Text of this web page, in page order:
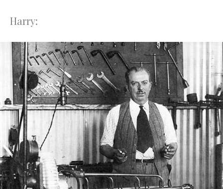
Harry: